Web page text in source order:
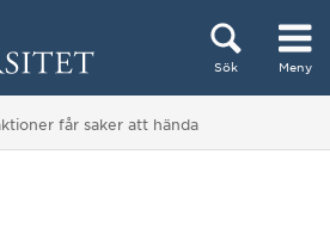
Sök Meny
får saker att hända